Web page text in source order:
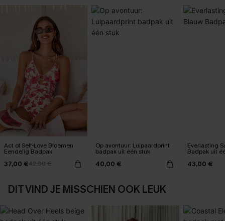
Act of Self-Love Bloemen
Eendelig Badpak
37,00 €42,00 €
Op avontuur: Luipaardprint
badpak uit één stuk
40,00 €
Everlasting
Badpak uit
43,00 €
DIT VIND JE MISSCHIEN OOK LEUK